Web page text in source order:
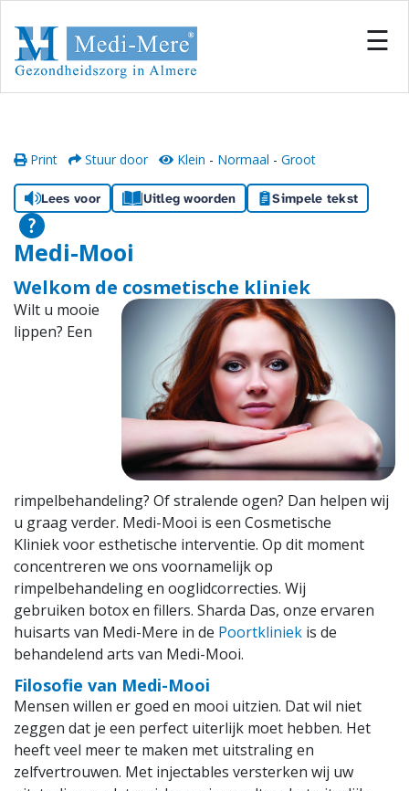
×
Informatiecentrum
Team
Samenwerken
Nieuws
Contact
vacatures
☰
Print Stuur door Klein - Normaal - Groot
Lees voor Uitleg woorden Simpele tekst
Medi-Mooi
Welkom de cosmetische kliniek
Wilt u mooie
lippen? Een
rimpelbehandeling? Of stralende ogen? Dan helpen wij
u graag verder. Medi-Mooi is een Cosmetische
Kliniek voor esthetische interventie. Op dit moment
concentreren we ons voornamelijk op
rimpelbehandeling en ooglidcorrecties. Wij
gebruiken botox en fillers. Sharda Das, onze ervaren
huisarts van Medi-Mere in de Poortkliniek is de
behandelend arts van Medi-Mooi.
Filosofie van Medi-Mooi
Mensen willen er goed en mooi uitzien. Dat wil niet
zeggen dat je een perfect uiterlijk moet hebben. Het
heeft veel meer te maken met uitstraling en
zelfvertrouwen. Met injectables versterken wij uw